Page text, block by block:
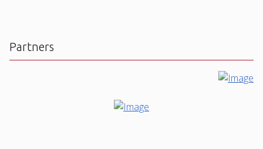
Partners